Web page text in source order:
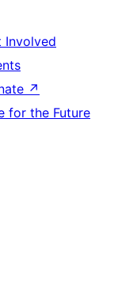
Involved
↗
for the Future